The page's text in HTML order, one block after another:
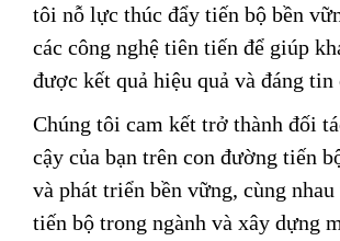
tôi nỗ lực thúc đẩy tiến bộ bền
các công nghệ tiên tiến để giúp
được kết quả hiệu quả và đáng tin
Chúng tôi cam kết trở thành đối
cậy của bạn trên con đường tiến
và phát triển bền vững, cùng nhau
tiến bộ trong ngành và xây dựng